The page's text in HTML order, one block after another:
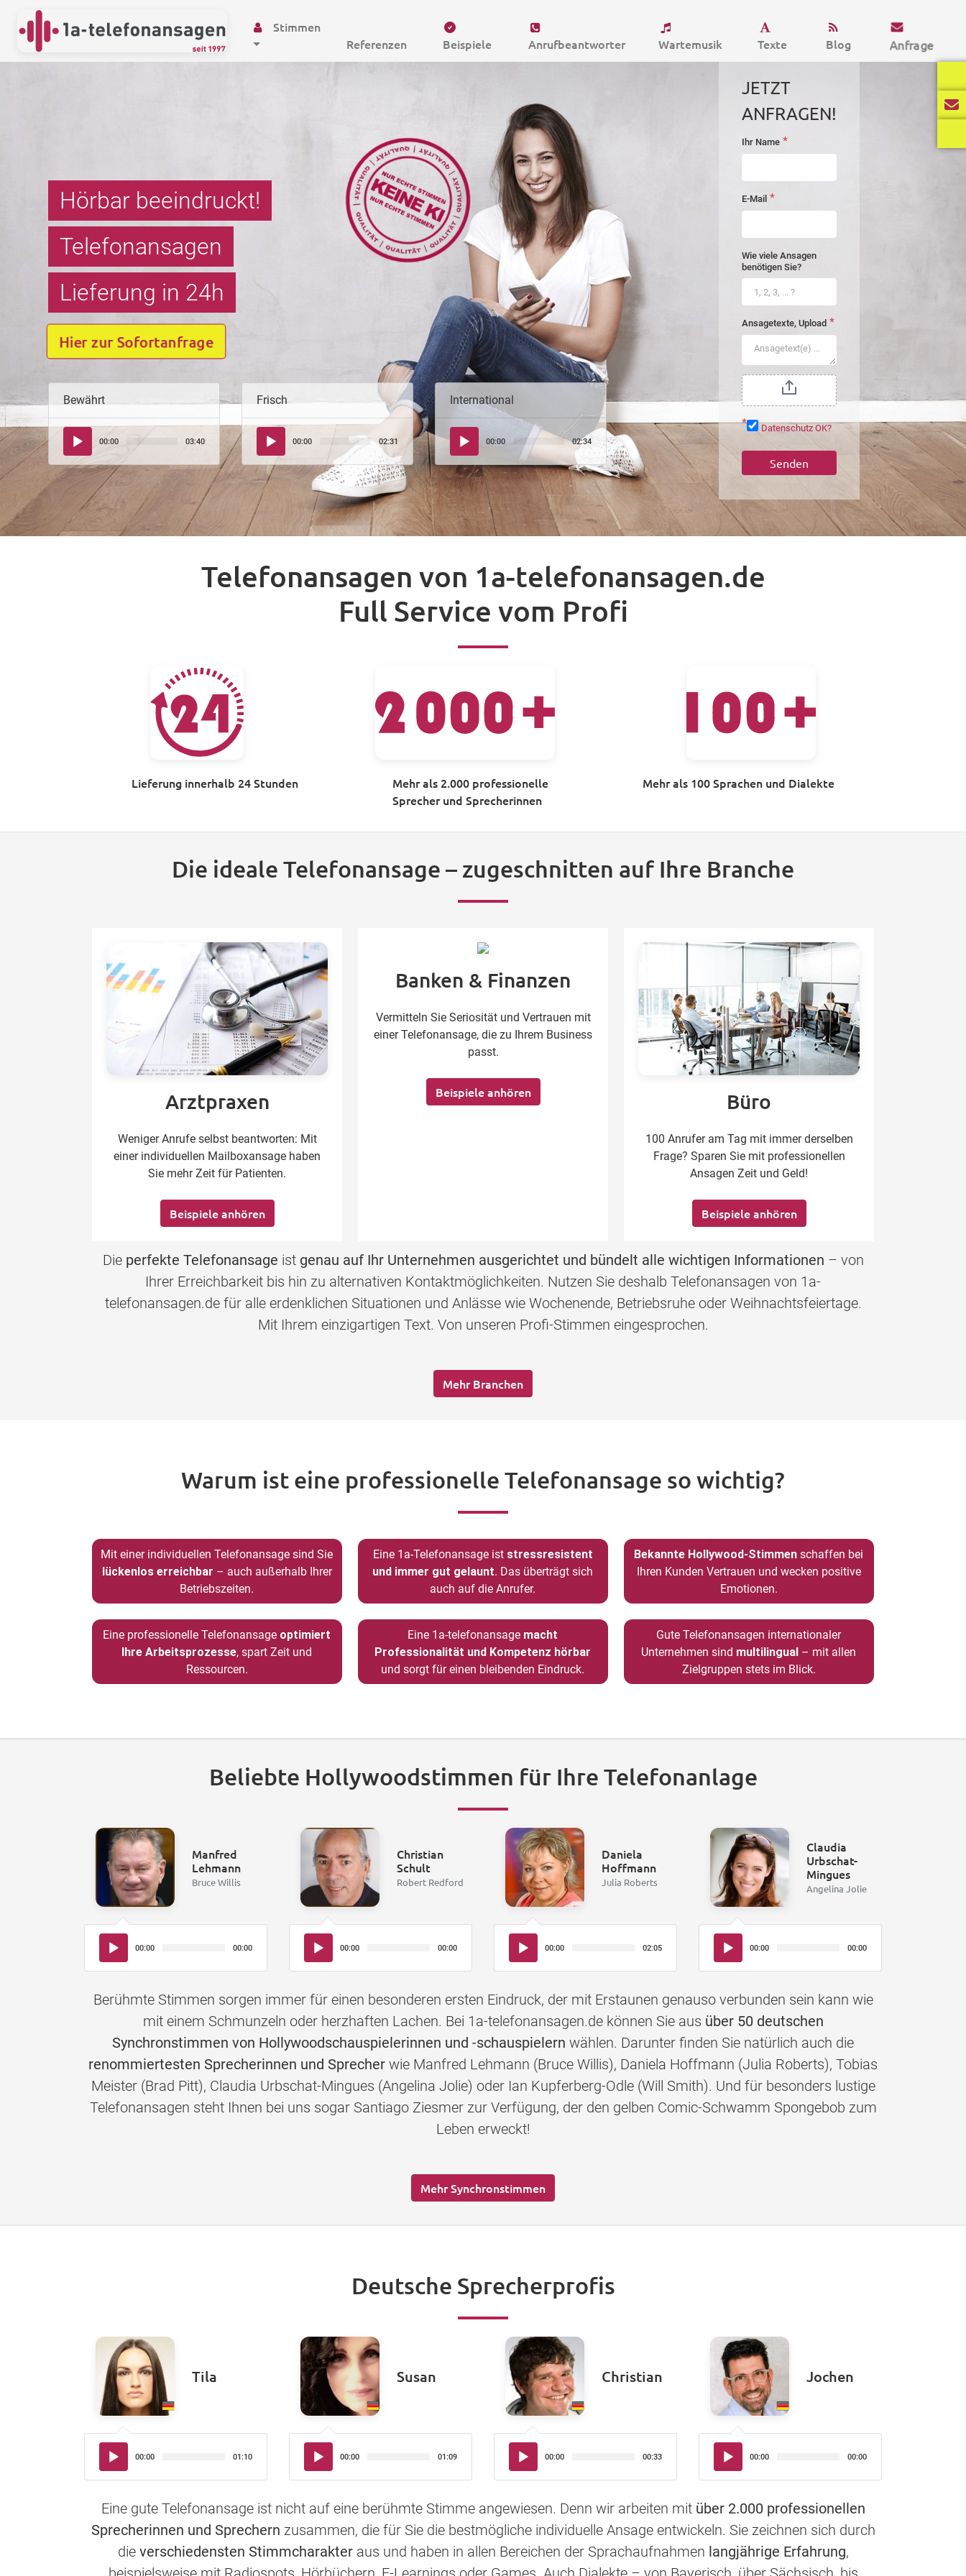
Stimmen
Referenzen
Beispiele Anrufbeantworter Wartemusik Texte Blog Anfrage
Hörbar beeindruckt!
Telefonansagen
Wartemusik
Hier zur Sofortanfrage
Bewährt
Audio-
Player
00:00 03:40
Frisch
Audio-
Player
00:00 02:31
International
Audio-
Player
00:00 02:34
Telefonansagen von 1a-telefonansagen.de
Full Service vom Profi
Lieferung innerhalb 24 Stunden
Mehr als 2.000 professionelle
Sprecher und Sprecherinnen
Mehr als 100 Sprachen und Dialekte
JETZT
ANFRAGEN!
startseite-
Ihr Name *
E-Mail *
Wie viele Ansagen
benötigen Sie?
Ansagetexte, Upload *
* Datenschutz OK?
Senden
Die ideale Telefonansage – zugeschnitten auf Ihre Branche
Arztpraxen
Weniger Anrufe selbst beantworten: Mit
einer individuellen Mailboxansage haben
Sie mehr Zeit für Patienten.
Beispiele anhören
Banken & Finanzen
Vermitteln Sie Seriosität und Vertrauen mit
einer Telefonansage, die zu Ihrem Business
passt.
Beispiele anhören Büro
100 Anrufer am Tag mit immer derselben
Frage? Sparen Sie mit professionellen
Ansagen Zeit und Geld!
Beispiele anhören
Die perfekte Telefonansage ist genau auf Ihr Unternehmen ausgerichtet und bündelt alle wichtigen Informationen – von
Ihrer Erreichbarkeit bis hin zu alternativen Kontaktmöglichkeiten. Nutzen Sie deshalb Telefonansagen von 1a-
telefonansagen.de für alle erdenklichen Situationen und Anlässe wie Wochenende, Betriebsruhe oder Weihnachtsfeiertage.
Mit Ihrem einzigartigen Text. Von unseren Profi-Stimmen eingesprochen.
Mehr Branchen
Warum ist eine professionelle Telefonansage so wichtig?
Mit einer individuellen Telefonansage sind Sie
lückenlos erreichbar – auch außerhalb Ihrer
Betriebszeiten.
Eine 1a-Telefonansage ist stressresistent
und immer gut gelaunt. Das überträgt sich
auch auf die Anrufer.
Bekannte Hollywood-Stimmen schaffen bei
Ihren Kunden Vertrauen und wecken positive
Emotionen.
Eine professionelle Telefonansage optimiert
Ihre Arbeitsprozesse, spart Zeit und
Ressourcen.
Eine 1a-telefonansage macht
Professionalität und Kompetenz hörbar
und sorgt für einen bleibenden Eindruck.
Gute Telefonansagen internationaler
Unternehmen sind multilingual – mit allen
Zielgruppen stets im Blick.
Beliebte Hollywoodstimmen für Ihre Telefonanlage
Manfred
Lehmann
Bruce Willis
Audio-
Player
00:00 00:00
Christian
Schult
Robert Redford
Audio-
Player
00:00 00:00
Daniela
Hoffmann
Julia Roberts
Audio-
Player
00:00 02:05
Claudia
Urbschat-
Mingues
Angelina Jolie
Audio-
Player
00:00 00:00
Berühmte Stimmen sorgen immer für einen besonderen ersten Eindruck, der mit Erstaunen genauso verbunden sein kann wie
mit einem Schmunzeln oder herzhaften Lachen. Bei 1a-telefonansagen.de können Sie aus über 50 deutschen
Synchronstimmen von Hollywoodschauspielerinnen und -schauspielern wählen. Darunter finden Sie natürlich auch die
renommiertesten Sprecherinnen und Sprecher wie Manfred Lehmann (Bruce Willis), Daniela Hoffmann (Julia Roberts), Tobias
Meister (Brad Pitt), Claudia Urbschat-Mingues (Angelina Jolie) oder Ian Kupferberg-Odle (Will Smith). Und für besonders lustige
Telefonansagen steht Ihnen bei uns sogar Santiago Ziesmer zur Verfügung, der den gelben Comic-Schwamm Spongebob zum
Leben erweckt!
Mehr Synchronstimmen
Deutsche Sprecherprofis
Tila
Audio-
Player
00:00 01:10
Susan
Audio-
Player
00:00 01:09
Christian
Audio-
Player
00:00 00:33
Jochen
Audio-
Player
00:00 00:00
Eine gute Telefonansage ist nicht auf eine berühmte Stimme angewiesen. Denn wir arbeiten mit über 2.000 professionellen
Sprecherinnen und Sprechern zusammen, die für Sie die bestmögliche individuelle Ansage entwickeln. Sie zeichnen sich durch
die verschiedensten Stimmcharakteraus und haben in allen Bereichen der Sprachaufnahmen langjährige Erfahrung,